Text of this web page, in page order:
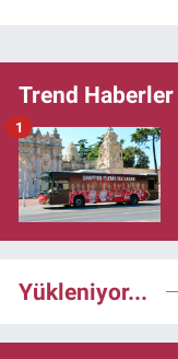
Trend Haberler
1
Yükleniyor...